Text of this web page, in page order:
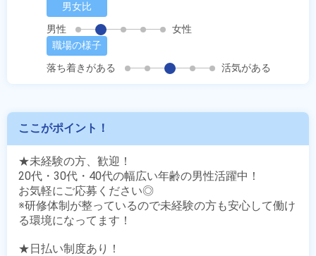
男女比
男性
女性
職場の様子
落ち着きがある
活気がある
ここがポイント！
★未経験の方、歓迎！
20代・30代・40代の幅広い年齢の男性活躍中！
お気軽にご応募ください◎
※研修体制が整っているので未経験の方も安心して働け
る環境になってます！
★日払い制度あり！